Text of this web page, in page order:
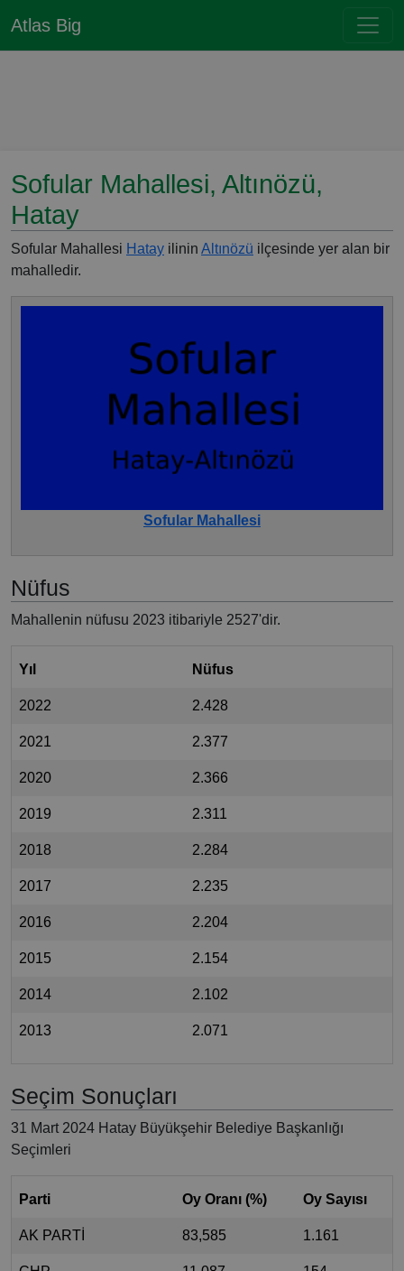
Atlas Big
Sofular Mahallesi, Altınözü,
Hatay
Sofular Mahallesi Hatay ilinin Altınözü ilçesinde yer alan bir
mahalledir.
Sofular Mahallesi
Nüfus
Mahallenin nüfusu 2023 itibariyle 2527'dir.
Yıl Nüfus
2022 2.428
2021 2.377
2020 2.366
2019 2.311
2018 2.284
2017 2.235
2016 2.204
2015 2.154
2014 2.102
2013 2.071
Seçim Sonuçları
31 Mart 2024 Hatay Büyükşehir Belediye Başkanlığı
Seçimleri
Parti Oy Oranı (%) Oy Sayısı
AK PARTİ 83,585 1.161